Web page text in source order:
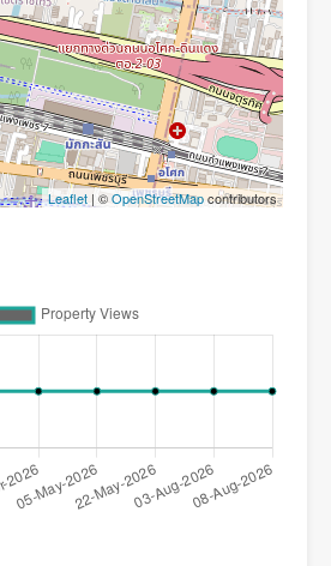
Leaflet | ©OpenStreetMapcontributors